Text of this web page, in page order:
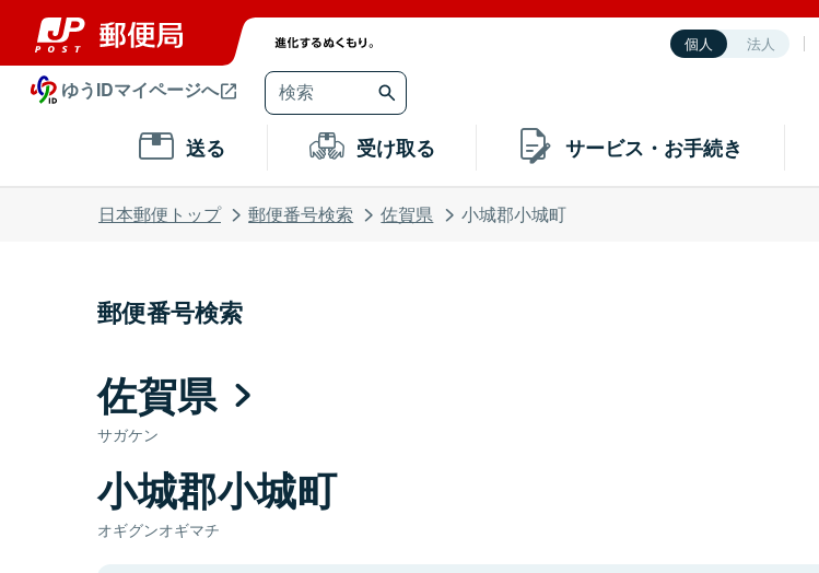
個人 法人
ゆうIDマイページへ
送る 受け取る サービス・お手続き
日本郵便トップ 郵便番号検索 佐賀県 小城郡小城町
郵便番号検索
佐賀県
サガケン
小城郡小城町
オギグンオギマチ